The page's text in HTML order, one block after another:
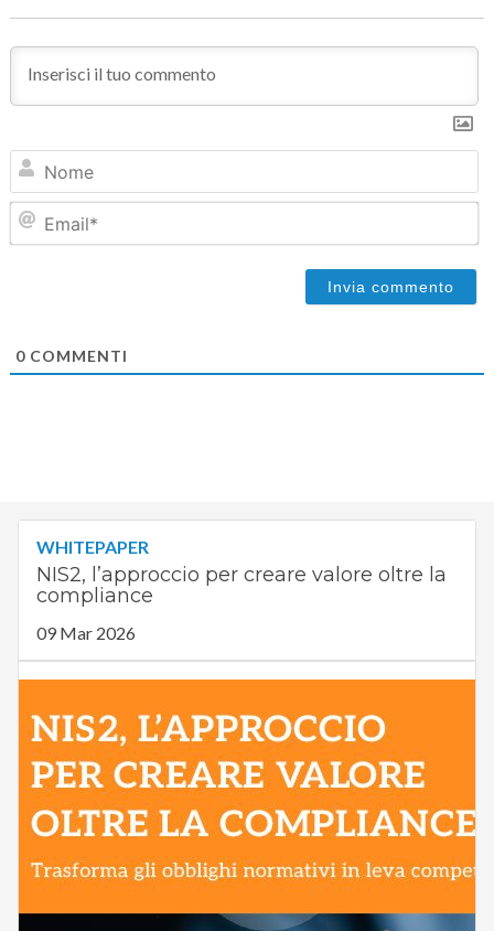
0COMMENTI
WHITEPAPER
NIS2, l’approccio per creare valore oltre la
compliance
09 Mar 2026